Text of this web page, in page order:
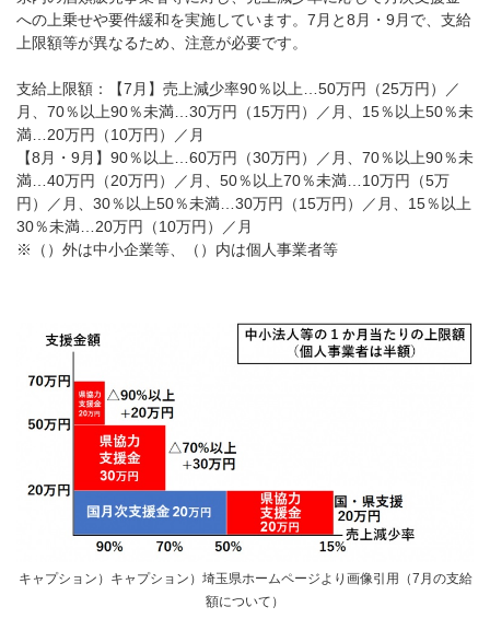
への上乗せや要件緩和を実施しています。7月と8月・9月で、支給
上限額等が異なるため、注意が必要です。
支給上限額：【7月】売上減少率90％以上…50万円（25万円）／
月、70％以上90％未満…30万円（15万円）／月、15％以上50％未
満…20万円（10万円）／月
【8月・9月】90％以上…60万円（30万円）／月、70％以上90％未
満…40万円（20万円）／月、50％以上70％未満…10万円（5万
円）／月、30％以上50％未満…30万円（15万円）／月、15％以上
30％未満…20万円（10万円）／月
※（）外は中小企業等、（）内は個人事業者等
キャプション）キャプション）埼玉県ホームページより画像引用（7月の支給
額について）